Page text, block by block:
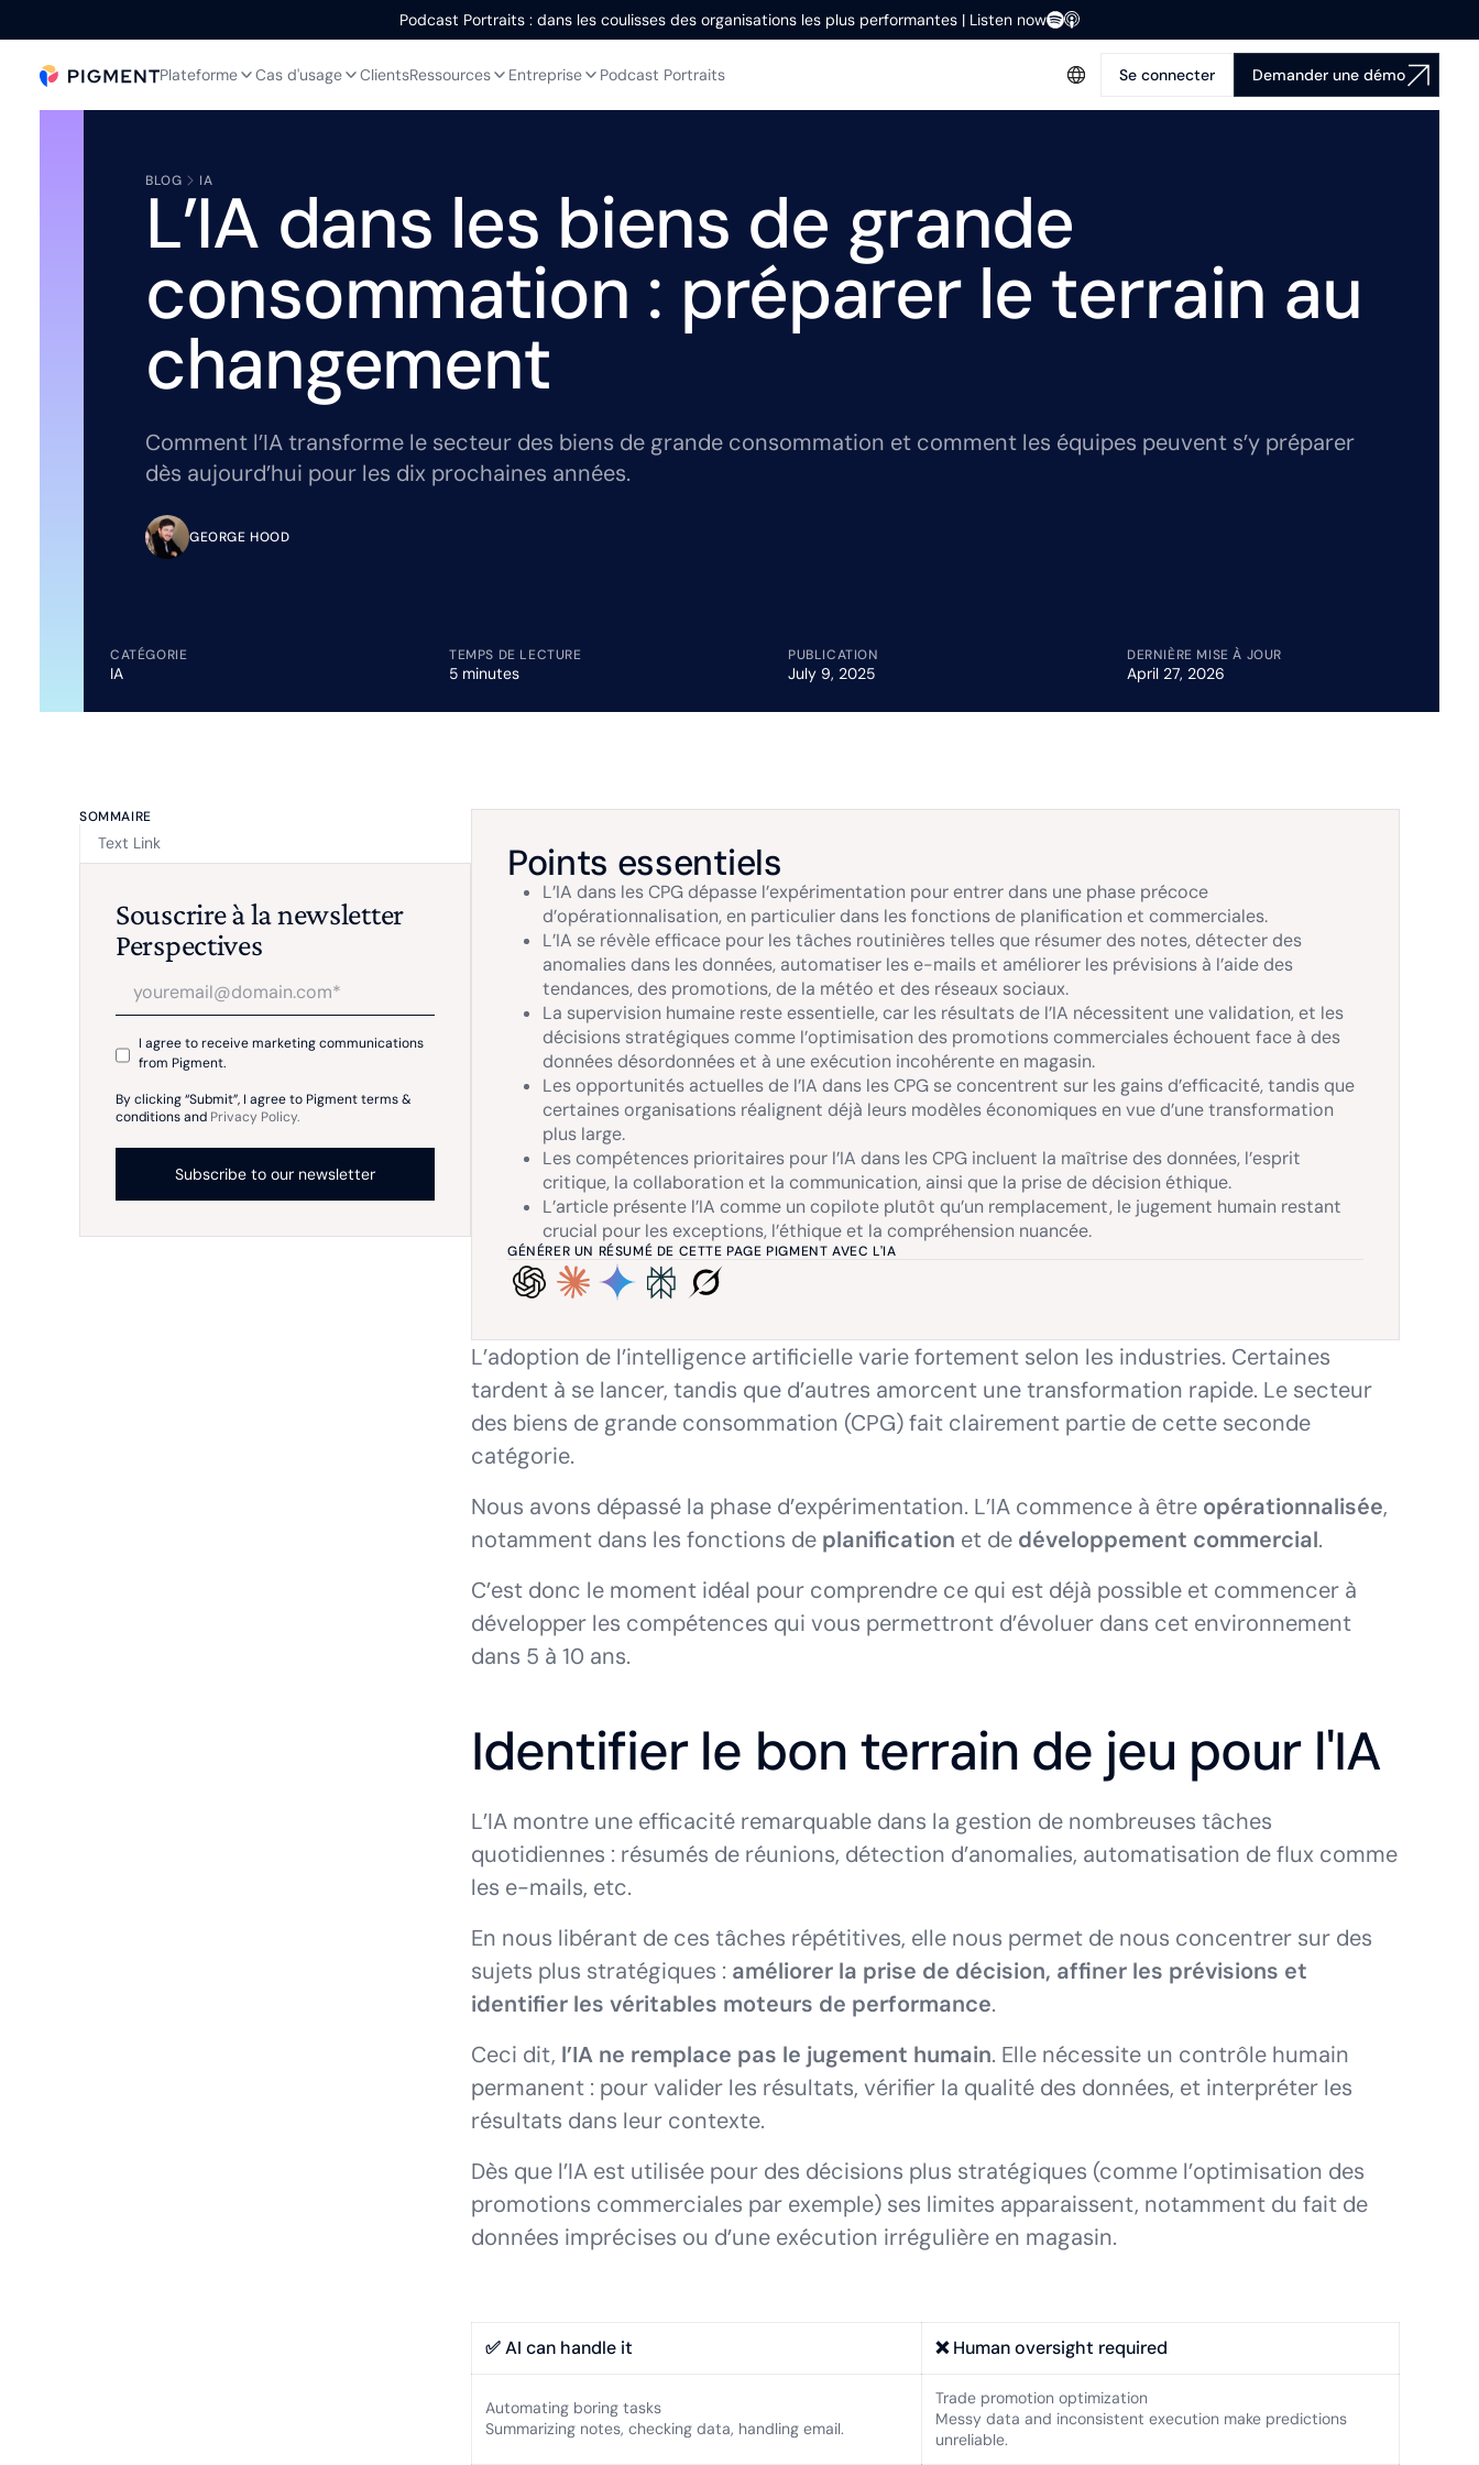
Podcast Portraits : dans les coulisses des organisations les plus performantes | Listen now
Plateforme Cas d'usage ClientsRessources Entreprise Podcast Portraits Se connecter Demander une démo
BLOG IA
L’IA dans les biens de grande
consommation : préparer le terrain au
changement
Comment l’IA transforme le secteur des biens de grande consommation et comment les équipes peuvent s’y préparer
dès aujourd’hui pour les dix prochaines années.
GEORGE HOOD
CATÉGORIE
IA
TEMPS DE LECTURE
5 minutes
PUBLICATION
July 9, 2025
DERNIÈRE MISE À JOUR
April 27, 2026
SOMMAIRE
Text Link
Souscrire à la newsletter
Perspectives
I agree to receive marketing communications
from Pigment.
By clicking “Submit”, I agree to Pigment terms &
conditions and Privacy Policy.
Points essentiels
L’IA dans les CPG dépasse l’expérimentation pour entrer dans une phase précoce
d’opérationnalisation, en particulier dans les fonctions de planification et commerciales.
L’IA se révèle efficace pour les tâches routinières telles que résumer des notes, détecter des
anomalies dans les données, automatiser les e-mails et améliorer les prévisions à l’aide des
tendances, des promotions, de la météo et des réseaux sociaux.
La supervision humaine reste essentielle, car les résultats de l’IA nécessitent une validation, et les
décisions stratégiques comme l’optimisation des promotions commerciales échouent face à des
données désordonnées et à une exécution incohérente en magasin.
Les opportunités actuelles de l’IA dans les CPG se concentrent sur les gains d’efficacité, tandis que
certaines organisations réalignent déjà leurs modèles économiques en vue d’une transformation
plus large.
Les compétences prioritaires pour l’IA dans les CPG incluent la maîtrise des données, l’esprit
critique, la collaboration et la communication, ainsi que la prise de décision éthique.
L’article présente l’IA comme un copilote plutôt qu’un remplacement, le jugement humain restant
crucial pour les exceptions, l’éthique et la compréhension nuancée.
GÉNÉRER UN RÉSUMÉ DE CETTE PAGE PIGMENT AVEC L'IA
L’adoption de l’intelligence artificielle varie fortement selon les industries. Certaines
tardent à se lancer, tandis que d’autres amorcent une transformation rapide. Le secteur
des biens de grande consommation (CPG) fait clairement partie de cette seconde
catégorie.
Nous avons dépassé la phase d’expérimentation. L’IA commence à être opérationnalisée,
notamment dans les fonctions de planification et de développement commercial.
C’est donc le moment idéal pour comprendre ce qui est déjà possible et commencer à
développer les compétences qui vous permettront d’évoluer dans cet environnement
dans 5 à 10 ans.
Identifier le bon terrain de jeu pour l'IA
L’IA montre une efficacité remarquable dans la gestion de nombreuses tâches
quotidiennes : résumés de réunions, détection d’anomalies, automatisation de flux comme
les e-mails, etc.
En nous libérant de ces tâches répétitives, elle nous permet de nous concentrer sur des
sujets plus stratégiques : améliorer la prise de décision, affiner les prévisions et
identifier les véritables moteurs de performance.
Ceci dit, l’IA ne remplace pas le jugement humain. Elle nécessite un contrôle humain
permanent : pour valider les résultats, vérifier la qualité des données, et interpréter les
résultats dans leur contexte.
Dès que l’IA est utilisée pour des décisions plus stratégiques (comme l’optimisation des
promotions commerciales par exemple) ses limites apparaissent, notamment du fait de
données imprécises ou d’une exécution irrégulière en magasin.
✅ AI can handle it ❌ Human oversight required
Automating boring tasks
Summarizing notes, checking data, handling email.
Trade promotion optimization
Messy data and inconsistent execution make predictions
unreliable.